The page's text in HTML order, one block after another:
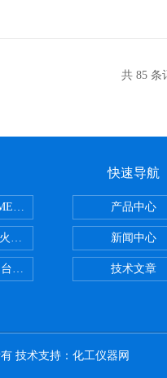
共 85 条
系列PCB TDR特性阻抗
介质冷却性能测试仪
湾益和MICROTEST 6632 精密
快速导航
产品中心
新闻中心
技术文章
技术支持： 化工仪器网